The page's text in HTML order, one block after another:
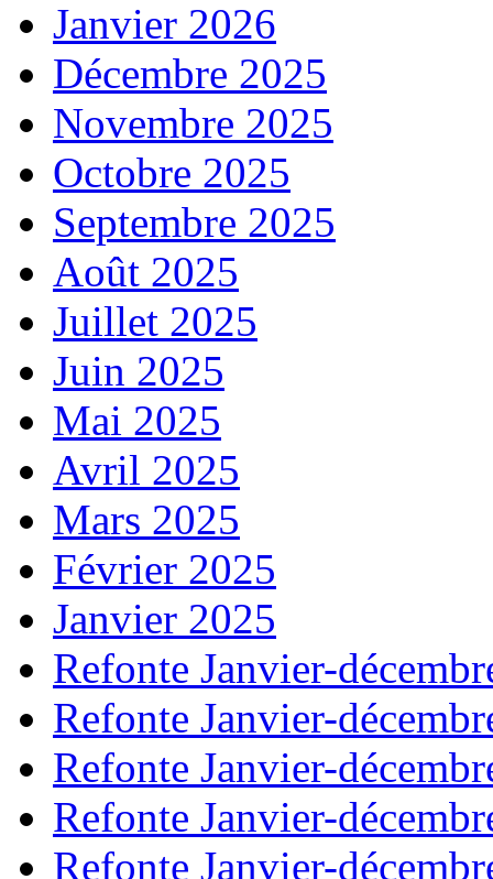
Janvier 2026
Décembre 2025
Novembre 2025
Octobre 2025
Septembre 2025
Août 2025
Juillet 2025
Juin 2025
Mai 2025
Avril 2025
Mars 2025
Février 2025
Janvier 2025
Refonte Janvier-
Refonte Janvier-
Refonte Janvier-
Refonte Janvier-
Refonte Janvier-